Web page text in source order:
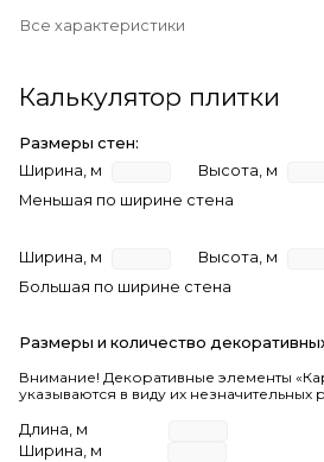
Все характеристики
Калькулятор плитки
Размеры стен:
Ширина, м
Высота, м
Меньшая по ширине стена
Ширина, м
Высота, м
Большая по ширине стена
Размеры и количество
Внимание! Декоративные элементы
указываются в виду их незначительных
Длина, м
Ширина, м